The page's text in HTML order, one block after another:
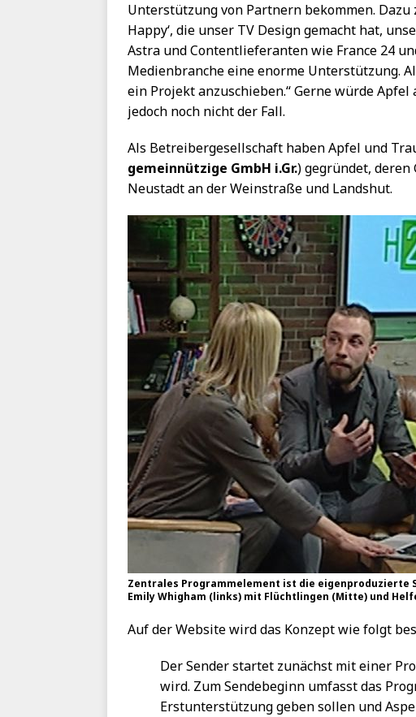
Unterstützung von Partnern bekommen. Dazu
Happy‘, die unser TV Design gemacht hat,
Astra und Contentlieferanten wie France 24
Medienbranche eine enorme Unterstützung.
ein Projekt anzuschieben.“ Gerne würde
jedoch noch nicht der Fall.
Als Betreibergesellschaft haben Apfel und
gemeinnützige GmbH i.Gr.) gegründet,
Neustadt an der Weinstraße und Landshut.
Zentrales Programmelement ist die eigenproduzierte
Emily Whigham (links) mit Flüchtlingen (Mitte) und
Auf der Website wird das Konzept wie folgt
Der Sender startet zunächst mit einer
wird. Zum Sendebeginn umfasst das
Erstunterstützung geben sollen und